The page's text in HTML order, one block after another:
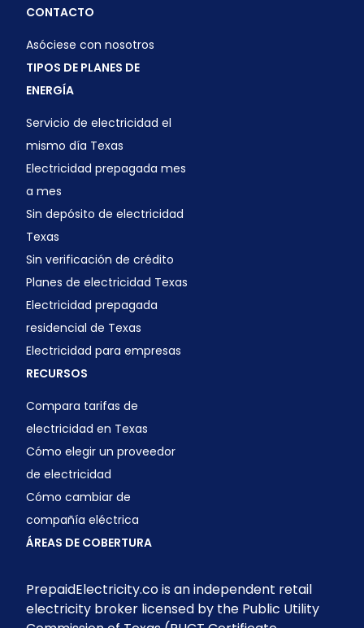
CONTACTO
Asóciese con nosotros
TIPOS DE PLANES DE
ENERGÍA
Servicio de electricidad el
mismo día Texas
Electricidad prepagada mes
a mes
Sin depósito de electricidad
Texas
Sin verificación de crédito
Planes de electricidad Texas
Electricidad prepagada
residencial de Texas
Electricidad para empresas
RECURSOS
Compara tarifas de
electricidad en Texas
Cómo elegir un proveedor
de electricidad
Cómo cambiar de
compañía eléctrica
ÁREAS DE COBERTURA
PrepaidElectricity.co is an independent retail
electricity broker licensed by the Public Utility